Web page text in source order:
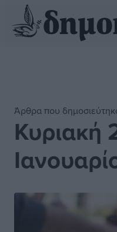
Άρθρα που
Κυριακή